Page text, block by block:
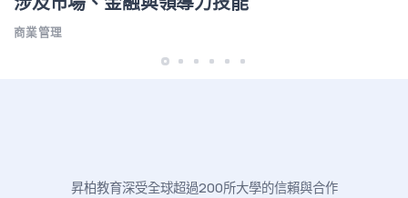
商業管理
昇柏教育深受全球超過200所大學的信賴與合作